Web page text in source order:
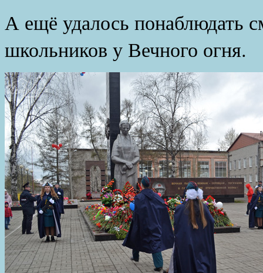
А ещё удалось понаблюдать
школьников у Вечного огня.